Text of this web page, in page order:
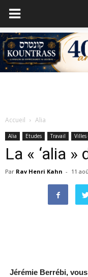
Accueil Alia
Alia Etudes Travail
La « ‘alia
Par Rav Henri Kahn - 11
Jérémie Berrébi,